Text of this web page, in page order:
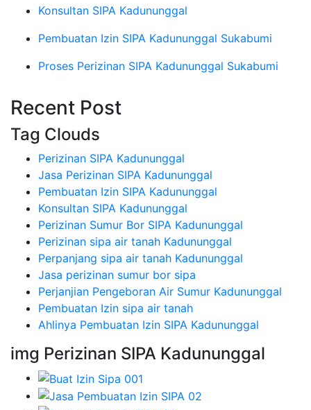
Konsultan SIPA Kadununggal
Pembuatan Izin SIPA Kadununggal Sukabumi
Proses Perizinan SIPA Kadununggal Sukabumi
Recent Post
Tag Clouds
Perizinan SIPA Kadununggal
Jasa Perizinan SIPA Kadununggal
Pembuatan Izin SIPA Kadununggal
Konsultan SIPA Kadununggal
Perizinan Sumur Bor SIPA Kadununggal
Perizinan sipa air tanah Kadununggal
Perpanjang sipa air tanah Kadununggal
Jasa perizinan sumur bor sipa
Perjanjian Pengeboran Air Sumur Kadununggal
Pembuatan Izin sipa air tanah
Ahlinya Pembuatan Izin SIPA Kadununggal
img Perizinan SIPA Kadununggal